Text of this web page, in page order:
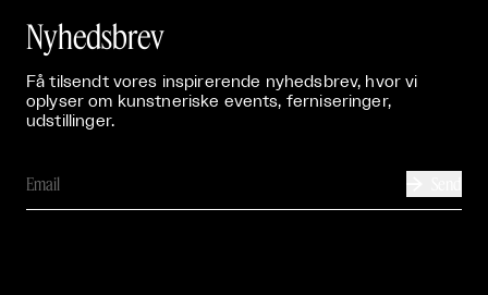
Nyhedsbrev
Få tilsendt vores inspirerende nyhedsbrev, hvor vi
oplyser om kunstneriske events, ferniseringer,
udstillinger.